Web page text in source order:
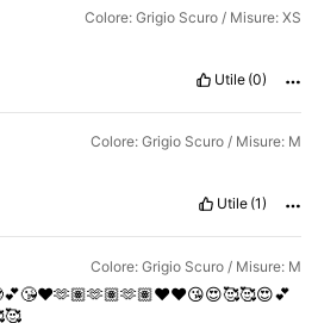
Colore: Grigio Scuro / Misure: XS
Utile (0)
Colore: Grigio Scuro / Misure: M
Utile (1)
Colore: Grigio Scuro / Misure: M